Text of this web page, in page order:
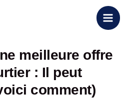
meilleure offre
: Il peut
comment)